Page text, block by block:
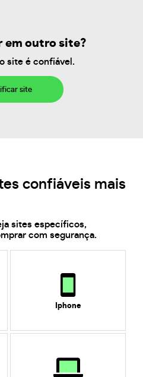
em outro site?
site é confiável.
site
confiáveis mais
sites específicos,
com segurança.
Iphone